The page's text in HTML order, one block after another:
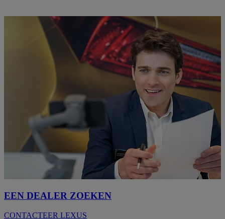
EEN DEALER ZOEKEN
CONTACTEER LEXUS